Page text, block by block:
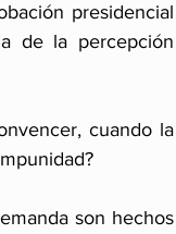
presidencial
de la percepción
son hechos